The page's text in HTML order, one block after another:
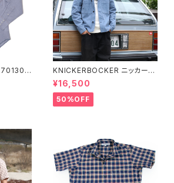
70130M
ツ ウ
KNICKERBOCKER ニッカーボ
ッカー コーデュロイチョアシャツ
全2色
¥16,500
50%OFF